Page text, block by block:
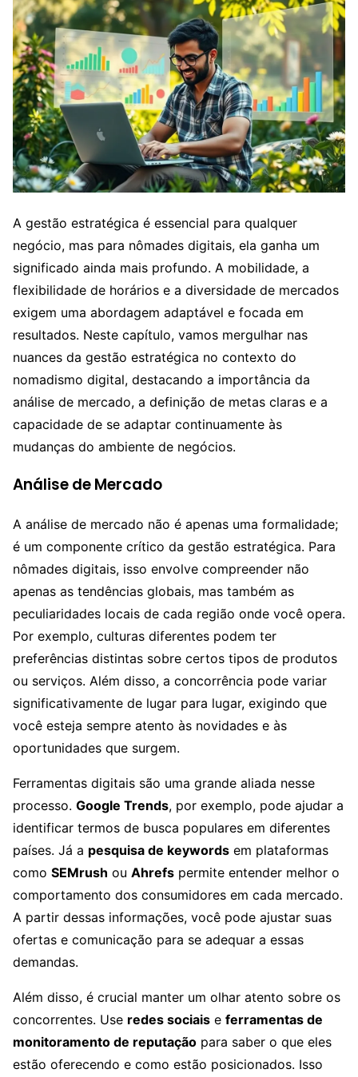
A gestão estratégica é essencial para qualquer
negócio, mas para nômades digitais, ela ganha um
significado ainda mais profundo. A mobilidade, a
flexibilidade de horários e a diversidade de mercados
exigem uma abordagem adaptável e focada em
resultados. Neste capítulo, vamos mergulhar nas
nuances da gestão estratégica no contexto do
nomadismo digital, destacando a importância da
análise de mercado, a definição de metas claras e a
capacidade de se adaptar continuamente às
mudanças do ambiente de negócios.
Análise de Mercado
A análise de mercado não é apenas uma formalidade;
é um componente crítico da gestão estratégica. Para
nômades digitais, isso envolve compreender não
apenas as tendências globais, mas também as
peculiaridades locais de cada região onde você opera.
Por exemplo, culturas diferentes podem ter
preferências distintas sobre certos tipos de produtos
ou serviços. Além disso, a concorrência pode variar
significativamente de lugar para lugar, exigindo que
você esteja sempre atento às novidades e às
oportunidades que surgem.
Ferramentas digitais são uma grande aliada nesse
processo. Google Trends, por exemplo, pode ajudar a
identificar termos de busca populares em diferentes
países. Já a pesquisa de keywords em plataformas
como SEMrush ou Ahrefs permite entender melhor o
comportamento dos consumidores em cada mercado.
A partir dessas informações, você pode ajustar suas
ofertas e comunicação para se adequar a essas
demandas.
Além disso, é crucial manter um olhar atento sobre os
concorrentes. Use redes sociais e ferramentas de
monitoramento de reputação para saber o que eles
estão oferecendo e como estão posicionados. Isso